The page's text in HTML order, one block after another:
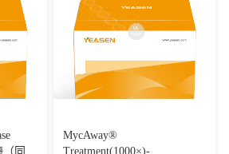
同
MycAway®
Treatment(1000×)-